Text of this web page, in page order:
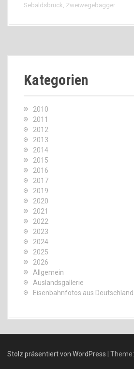
Sebaldsbrück, Zweiwegebagger
Kategorien
2010
2011
2012
2013
2014
2015
2016
2017
2019
2020
2021
2022
2023
2024
2025
2026
Allgemein
Auslandsgallerie
Eisenbahnfotos aus Deutschland
Stolz präsentiert von WordPress Theme: